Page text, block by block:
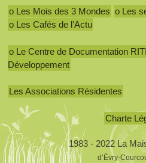
o Les Mois des 3 Mondes o Les
o Les Cafés de l’Actu
o Le Centre de Documentation
Développement
Les Associations Résidentes
Charte
1983 - 2022 La
d’Évry-